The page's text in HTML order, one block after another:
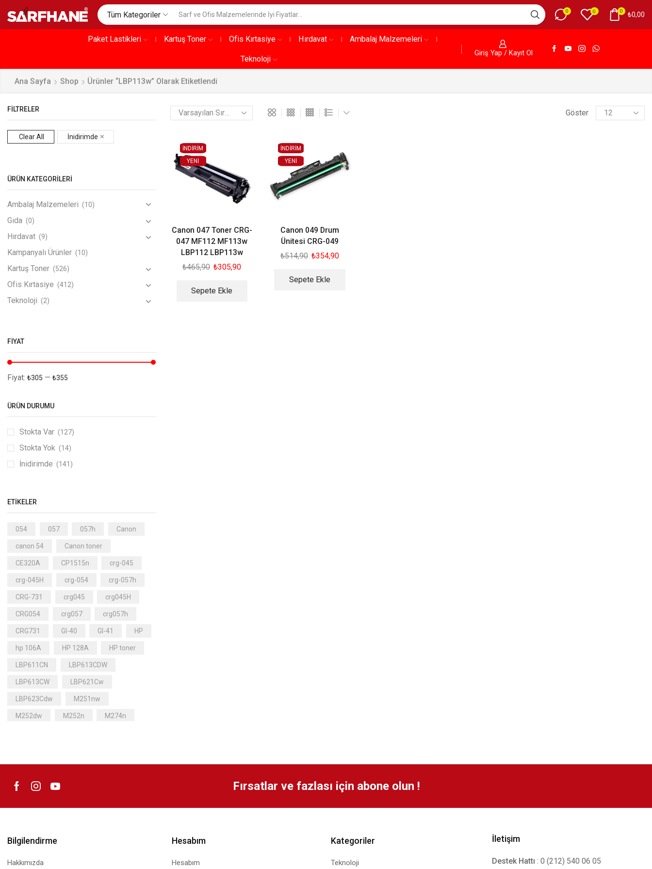
Tüm Kategoriler 0 0 0 ₺0,00
Paket Lastikleri Kartuş Toner Ofis Kırtasiye Hırdavat Ambalaj Malzemeleri
Teknoloji
Giriş Yap / Kayıt Ol
Ana Sayfa Shop Ürünler “LBP113w” Olarak Etiketlendi
Göster
İNDİRİM
YENI
Canon 047 Toner CRG-
047 MF112 MF113w
LBP112 LBP113w
₺465,90 ₺305,90
Sepete Ekle
İNDİRİM
YENI
Canon 049 Drum
Ünitesi CRG-049
₺514,90 ₺354,90
Sepete Ekle
FILTRELER
Clear All İnidirimde
ÜRÜN KATEGORILERI
Ambalaj Malzemeleri (10)
Gıda (0)
Hırdavat (9)
Kampanyalı Ürünler (10)
Kartuş Toner (526)
Ofis Kırtasiye (412)
Teknoloji (2)
FIYAT
Fiyat: ₺305 — ₺355
ÜRÜN DURUMU
Stokta Var (127)
Stokta Yok (14)
İnidirimde (141)
ETIKELER
054 057 057h Canon
canon 54 Canon toner
CE320A CP1515n crg-045
crg-045H crg-054 crg-057h
CRG-731 crg045 crg045H
CRG054 crg057 crg057h
CRG731 GI-40 GI-41 HP
hp 106A HP 128A HP toner
LBP611CN LBP613CDW
LBP613CW LBP621Cw
LBP623Cdw M251nw
M252dw M252n M274n
MF633CDW MF635CX
MF641Cw Fırsatlar ve fazlası için abone olun !
Bilgilendirme
Hakkımızda
Hesabım
Hesabım
Kategoriler
Teknoloji
İletişim
Destek Hattı : 0 (212) 540 06 05